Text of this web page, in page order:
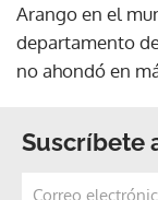
Arango en el
departamento
no ahondó en
Suscríbete